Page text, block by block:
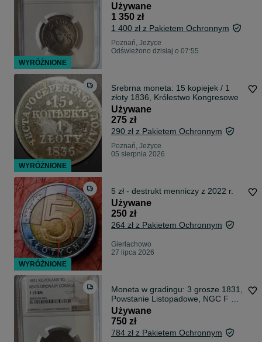
Używane
1 350 zł
1 400 zł z Pakietem Ochronnym
Poznań, Jeżyce
Odświeżono dzisiaj o 07:55
Srebrna moneta: 15 kopiejek / 1
złoty 1836, Królestwo Kongresowe
Używane
275 zł
290 zł z Pakietem Ochronnym
Poznań, Jeżyce
05 sierpnia 2026
5 zł - destrukt menniczy z 2022 r.
Używane
250 zł
264 zł z Pakietem Ochronnym
Gierłachowo
27 lipca 2026
Moneta w gradingu: 3 grosze 1831,
Powstanie Listopadowe, NGC F 15
BN
Używane
750 zł
784 zł z Pakietem Ochronnym
WYRÓŻNIONE
WYRÓŻNIONE
WYRÓŻNIONE